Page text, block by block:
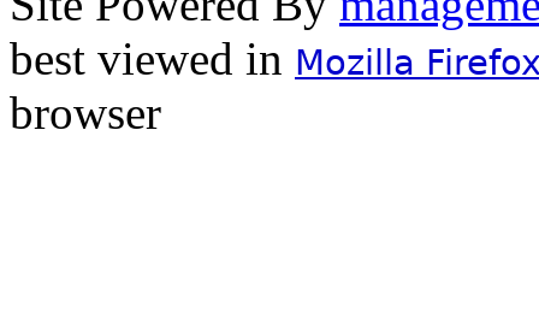
best viewed in Mozilla
browser